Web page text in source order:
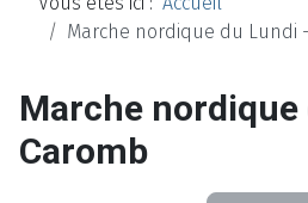
Marche nordique du Lundi
Marche nordique
Caromb